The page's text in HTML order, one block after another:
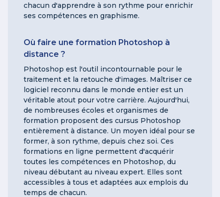
chacun d'apprendre à son rythme pour enrichir
ses compétences en graphisme.
Où faire une formation Photoshop à
distance ?
Photoshop est l'outil incontournable pour le
traitement et la retouche d'images. Maîtriser ce
logiciel reconnu dans le monde entier est un
véritable atout pour votre carrière. Aujourd'hui,
de nombreuses écoles et organismes de
formation proposent des cursus Photoshop
entièrement à distance. Un moyen idéal pour se
former, à son rythme, depuis chez soi. Ces
formations en ligne permettent d'acquérir
toutes les compétences en Photoshop, du
niveau débutant au niveau expert. Elles sont
accessibles à tous et adaptées aux emplois du
temps de chacun.